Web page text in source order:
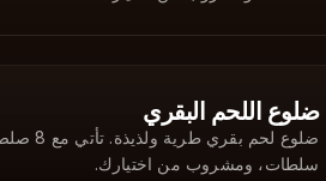
ضلوع اللحم البقري
سلطات، ومشروب من اختيارك.